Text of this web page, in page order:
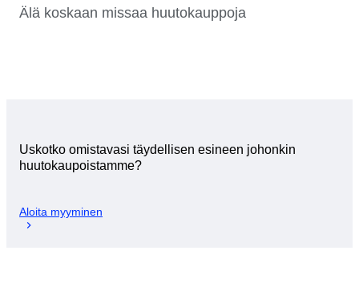
Älä koskaan missaa huutokauppoja
Uskotko omistavasi täydellisen esineen johonkin
huutokaupoistamme?
Aloita myyminen